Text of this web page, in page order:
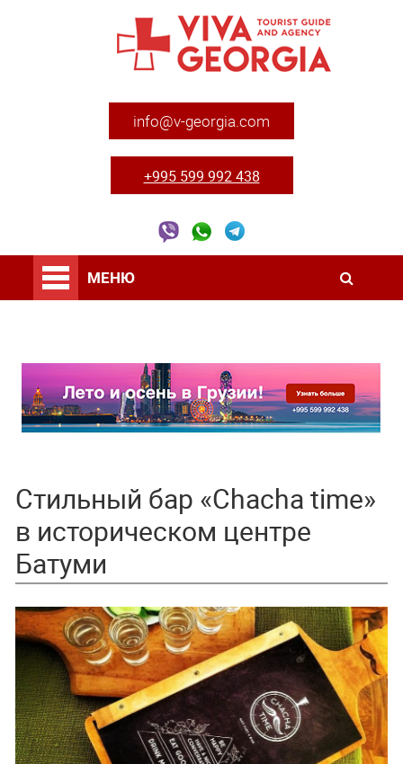
info@v-georgia.com
+995 599 992 438
МЕНЮ
Стильный бар «Chacha time»
в историческом центре
Батуми